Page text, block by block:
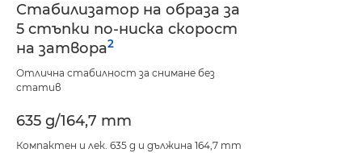
Стабилизатор на образа за
5 стъпки по-ниска скорост
на затвора2
Отлична стабилност за снимане без
статив
635 g/164,7 mm
Компактен и лек. 635 g и дължина 164,7 mm